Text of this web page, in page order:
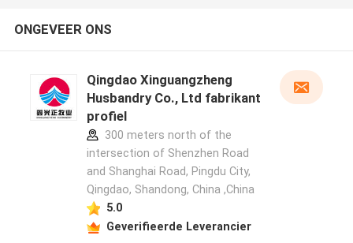
ONGEVEER ONS
Qingdao Xinguangzheng
Husbandry Co., Ltd fabrikant
profiel
300 meters north of the
intersection of Shenzhen Road
and Shanghai Road, Pingdu City,
Qingdao, Shandong, China ,China
5.0
Geverifieerde Leverancier